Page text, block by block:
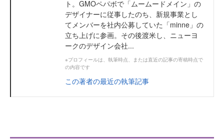
ト。GMOペパボで「ムームードメイン」の
デザイナーに従事したのち、新規事業とし
てメンバーを社内公募していた「minne」の
立ち上げに参画。その後渡米し、ニューヨ
ークのデザイン会社...
※プロフィールは、執筆時点、または直近の記事の寄稿時点で
の内容です
この著者の最近の執筆記事